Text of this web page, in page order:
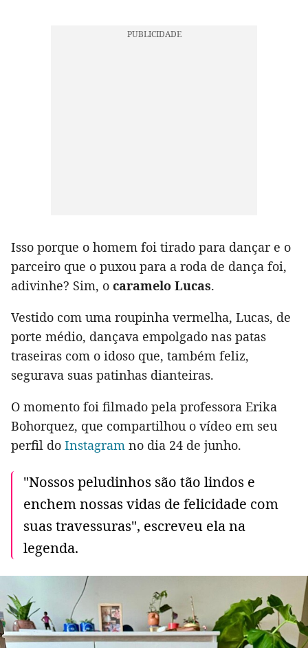
Isso porque o homem foi tirado para dançar e o
parceiro que o puxou para a roda de dança foi,
adivinhe? Sim, o caramelo Lucas.
Vestido com uma roupinha vermelha, Lucas, de
porte médio, dançava empolgado nas patas
traseiras com o idoso que, também feliz,
segurava suas patinhas dianteiras.
O momento foi filmado pela professora Erika
Bohorquez, que compartilhou o vídeo em seu
perfil do Instagram no dia 24 de junho.
"Nossos peludinhos são tão lindos e
enchem nossas vidas de felicidade com
suas travessuras", escreveu ela na
legenda.